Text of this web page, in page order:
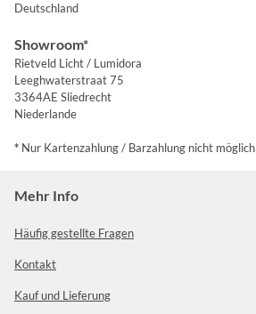
Deutschland
Showroom*
Rietveld Licht / Lumidora
Leeghwaterstraat 75
3364AE Sliedrecht
Niederlande
* Nur Kartenzahlung / Barzahlung nicht möglich
Mehr Info
Häufig gestellte Fragen
Kontakt
Kauf und Lieferung